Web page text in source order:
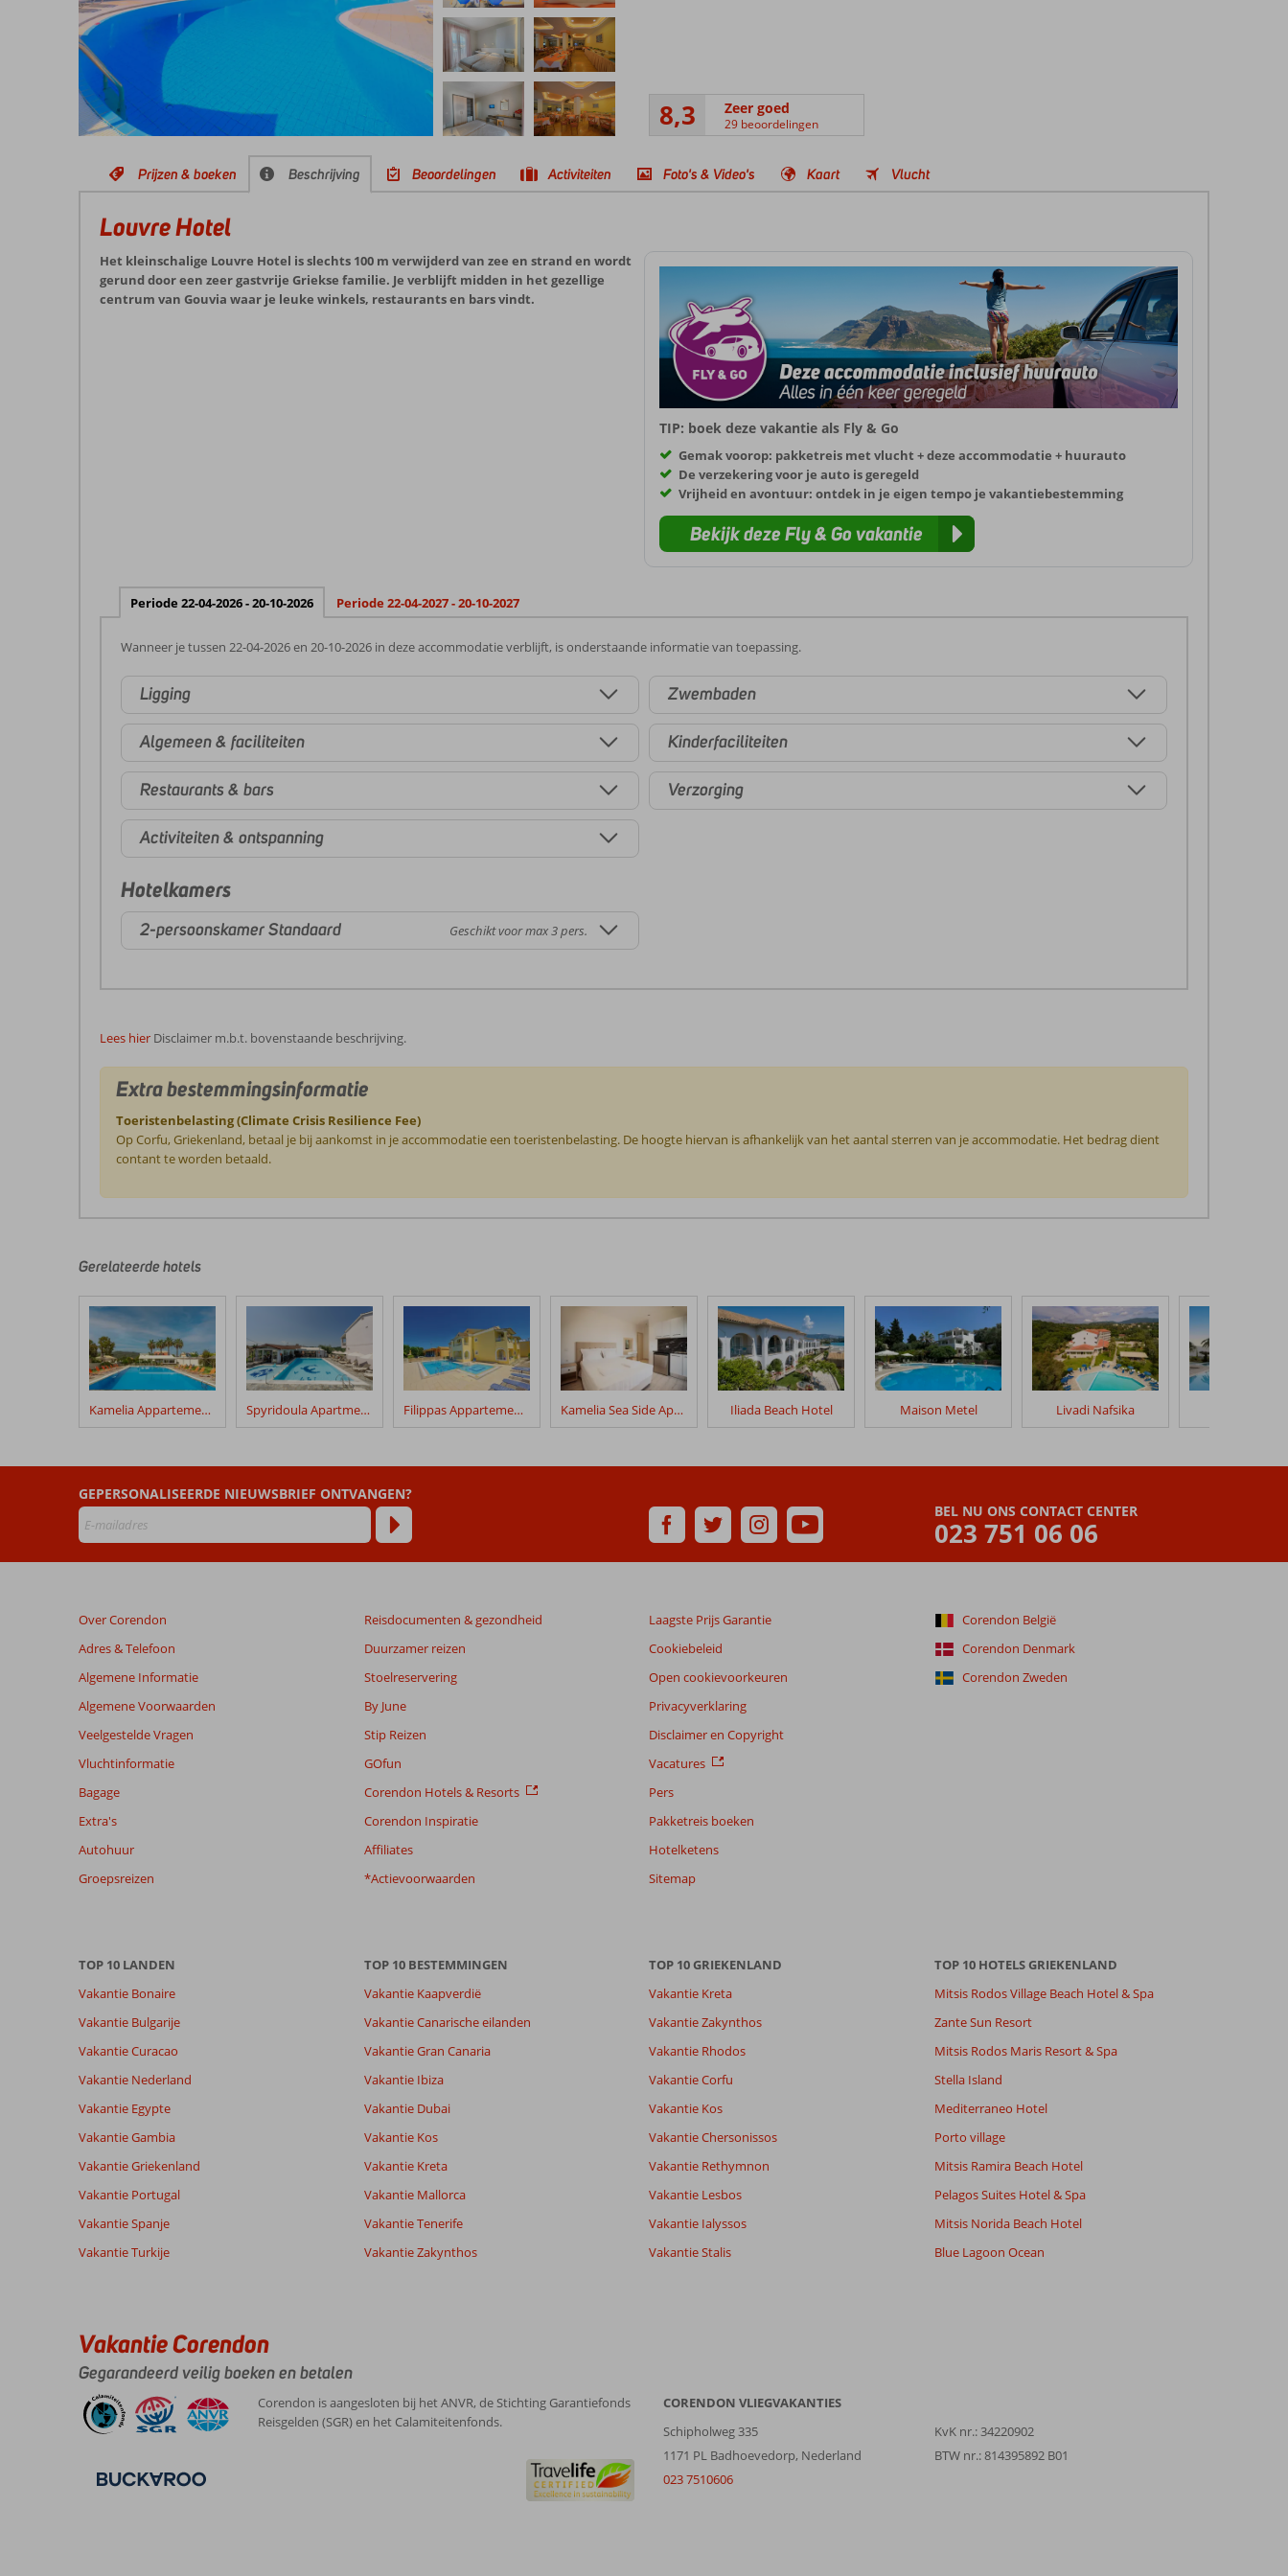
8,3 Zeer goed
29 beoordelingen
Prijzen & boeken Beschrijving Beoordelingen Activiteiten Foto's & Video's Kaart Vlucht
Louvre Hotel
Het kleinschalige Louvre Hotel is slechts 100 m verwijderd van zee en strand en wordt
gerund door een zeer gastvrije Griekse familie. Je verblijft midden in het gezellige
centrum van Gouvia waar je leuke winkels, restaurants en bars vindt.
TIP: boek deze vakantie als Fly & Go
Gemak voorop: pakketreis met vlucht + deze accommodatie + huurauto
De verzekering voor je auto is geregeld
Vrijheid en avontuur: ontdek in je eigen tempo je vakantiebestemming
Bekijk deze Fly & Go vakantie
Periode 22-04-2026 - 20-10-2026 Periode 22-04-2027 - 20-10-2027
Wanneer je tussen 22-04-2026 en 20-10-2026 in deze accommodatie verblijft, is onderstaande informatie van toepassing.
Ligging
Algemeen & faciliteiten
Restaurants & bars
Activiteiten & ontspanning
Zwembaden
Kinderfaciliteiten
Verzorging
Hotelkamers
2-persoonskamer Standaard Geschikt voor max 3 pers.
Lees hier Disclaimer m.b.t. bovenstaande beschrijving.
Extra bestemmingsinformatie
Toeristenbelasting (Climate Crisis Resilience Fee)
Op Corfu, Griekenland, betaal je bij aankomst in je accommodatie een toeristenbelasting. De hoogte hiervan is afhankelijk van het aantal sterren van je accommodatie. Het bedrag dient
contant te worden betaald.
door
klanten
geschreven
na
hun
verblijf
Louvre
Beoordelingen
die
ouder
zijn
dan
worden
niet
meer
weergegeven
de
relevantie
de
info
Totale score
Gebaseerd op:
298,3
Zeer goed
Eten
7,6
Kindvriendelijk 5,0
Wifi kwaliteit
Ervaringen
van onze
klanten
Filter reisgezelschap
Alle
Sorteren op
datum (nieuw > oud)
7,0
Met partner
,
04 juni 2026
Over
centrale
ligging
kun
je
vanuit
Gouvia
kanten
Algemene indruk
Eten -
Kamers
Kindvriendelijk -
Wifi kwaliteit
Gerelateerde hotels
Kamelia Appartementen Spyridoula Apartments Filippas Appartementen Kamelia Sea Side Apartments Iliada Beach Hotel Maison Metel Livadi Nafsika
BEL NU ONS CONTACT CENTER
023 751 06 06
GEPERSONALISEERDE NIEUWSBRIEF ONTVANGEN?
Over Corendon
Adres & Telefoon
Algemene Informatie
Algemene Voorwaarden
Veelgestelde Vragen
Vluchtinformatie
Bagage
Extra's
Autohuur
Groepsreizen
Reisdocumenten & gezondheid
Duurzamer reizen
Stoelreservering
By June
Stip Reizen
GOfun
Corendon Hotels & Resorts
Corendon Inspiratie
Affiliates
*Actievoorwaarden
Laagste Prijs Garantie
Cookiebeleid
Open cookievoorkeuren
Privacyverklaring
Disclaimer en Copyright
Vacatures
Pers
Pakketreis boeken
Hotelketens
Sitemap
Corendon België
Corendon Denmark
Corendon Zweden
TOP 10 LANDEN
Vakantie Bonaire
Vakantie Bulgarije
Vakantie Curacao
Vakantie Nederland
Vakantie Egypte
Vakantie Gambia
Vakantie Griekenland
Vakantie Portugal
Vakantie Spanje
Vakantie Turkije
TOP 10 BESTEMMINGEN
Vakantie Kaapverdië
Vakantie Canarische eilanden
Vakantie Gran Canaria
Vakantie Ibiza
Vakantie Dubai
Vakantie Kos
Vakantie Kreta
Vakantie Mallorca
Vakantie Tenerife
Vakantie Zakynthos
TOP 10 GRIEKENLAND
Vakantie Kreta
Vakantie Zakynthos
Vakantie Rhodos
Vakantie Corfu
Vakantie Kos
Vakantie Chersonissos
Vakantie Rethymnon
Vakantie Lesbos
Vakantie Ialyssos
Vakantie Stalis
TOP 10 HOTELS GRIEKENLAND
Mitsis Rodos Village Beach Hotel & Spa
Zante Sun Resort
Mitsis Rodos Maris Resort & Spa
Stella Island
Mediterraneo Hotel
Porto village
Mitsis Ramira Beach Hotel
Pelagos Suites Hotel & Spa
Mitsis Norida Beach Hotel
Blue Lagoon Ocean
Vakantie Corendon
Gegarandeerd veilig boeken en betalen
Corendon is aangesloten bij het ANVR, de Stichting Garantiefonds
Reisgelden (SGR) en het Calamiteitenfonds.
CORENDON VLIEGVAKANTIES
Schipholweg 335
1171 PL Badhoevedorp, Nederland
023 7510606
KvK nr.: 34220902
BTW nr.: 814395892 B01